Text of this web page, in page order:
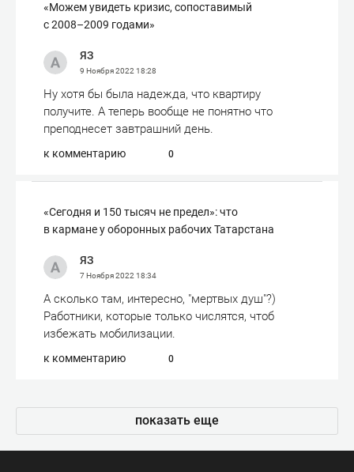
«Можем увидеть кризис, сопоставимый
с 2008–2009 годами»
ЯЗ
9 Ноября 2022 18:28
Ну хотя бы была надежда, что квартиру
получите. А теперь вообще не понятно что
преподнесет завтрашний день.
к комментарию 0
«Сегодня и 150 тысяч не предел»: что
в кармане у оборонных рабочих Татарстана
ЯЗ
7 Ноября 2022 18:34
А сколько там, интересно, "мертвых душ"?)
Работники, которые только числятся, чтоб
избежать мобилизации.
к комментарию 0
показать еще